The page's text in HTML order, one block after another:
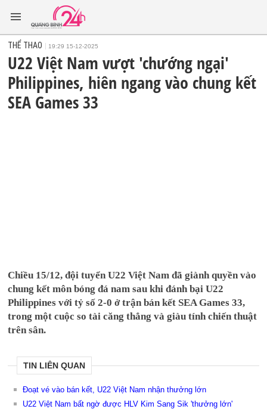
THỂ THAO 19:29 15-12-2025
U22 Việt Nam vượt 'chướng ngại'
Philippines, hiên ngang vào chung kết
SEA Games 33
Chiều 15/12, đội tuyển U22 Việt Nam đã giành quyền vào
chung kết môn bóng đá nam sau khi đánh bại U22
Philippines với tỷ số 2-0 ở trận bán kết SEA Games 33,
trong một cuộc so tài căng thẳng và giàu tính chiến thuật
trên sân.
TIN LIÊN QUAN
Đoạt vé vào bán kết, U22 Việt Nam nhận thưởng lớn
U22 Việt Nam bất ngờ được HLV Kim Sang Sik 'thưởng lớn'